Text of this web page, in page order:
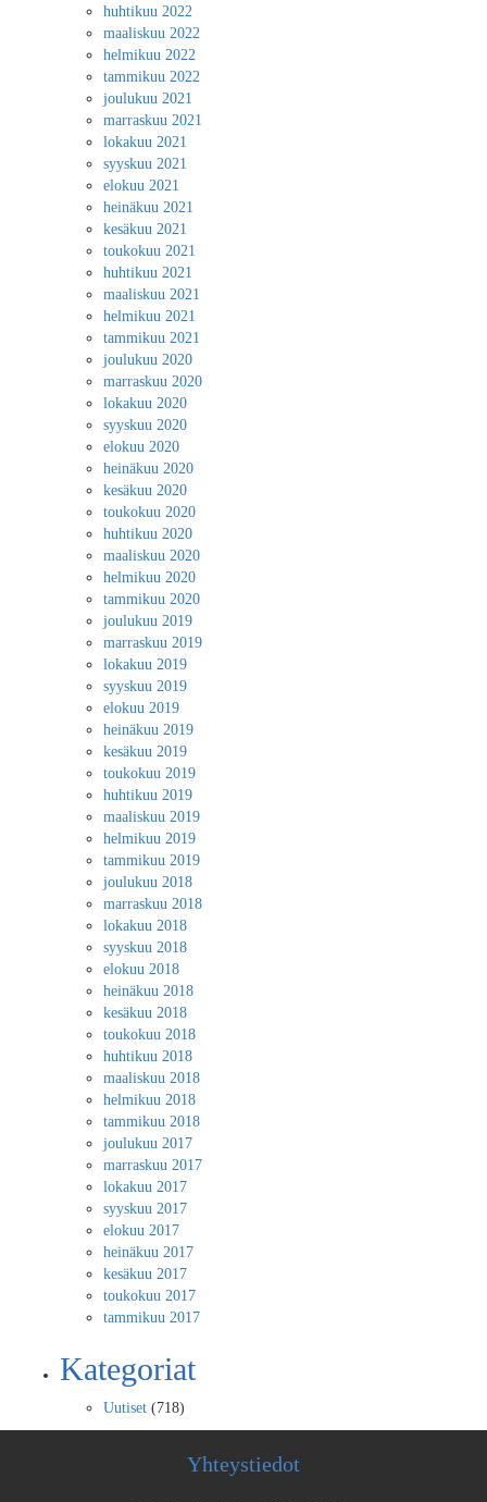
huhtikuu 2022
maaliskuu 2022
helmikuu 2022
tammikuu 2022
joulukuu 2021
marraskuu 2021
lokakuu 2021
syyskuu 2021
elokuu 2021
heinäkuu 2021
kesäkuu 2021
toukokuu 2021
huhtikuu 2021
maaliskuu 2021
helmikuu 2021
tammikuu 2021
joulukuu 2020
marraskuu 2020
lokakuu 2020
syyskuu 2020
elokuu 2020
heinäkuu 2020
kesäkuu 2020
toukokuu 2020
huhtikuu 2020
maaliskuu 2020
helmikuu 2020
tammikuu 2020
joulukuu 2019
marraskuu 2019
lokakuu 2019
syyskuu 2019
elokuu 2019
heinäkuu 2019
kesäkuu 2019
toukokuu 2019
huhtikuu 2019
maaliskuu 2019
helmikuu 2019
tammikuu 2019
joulukuu 2018
marraskuu 2018
lokakuu 2018
syyskuu 2018
elokuu 2018
heinäkuu 2018
kesäkuu 2018
toukokuu 2018
huhtikuu 2018
maaliskuu 2018
helmikuu 2018
tammikuu 2018
joulukuu 2017
marraskuu 2017
lokakuu 2017
syyskuu 2017
elokuu 2017
heinäkuu 2017
kesäkuu 2017
toukokuu 2017
tammikuu 2017
Kategoriat
Uutiset (718)
Yhteystiedot